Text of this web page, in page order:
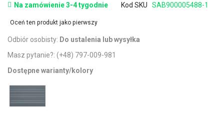
Na zamówienie 3-4 tygodnie Kod SKU SAB900005488-1
Oceń ten produkt jako pierwszy
Odbiór osobisty: Do ustalenia lub wysyłka
Masz pytanie?: (+48) 797-009-981
Dostępne warianty/kolory